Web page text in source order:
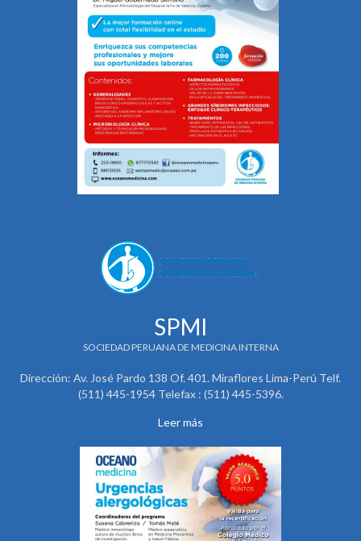
SPMI
SOCIEDAD PERUANA DE MEDICINA INTERNA
Dirección: Av. José Pardo 138 Of. 401. Miraflores Lima-Perú Telf.
(511) 445-1954 Telefax : (511) 445-5396.
Leer más